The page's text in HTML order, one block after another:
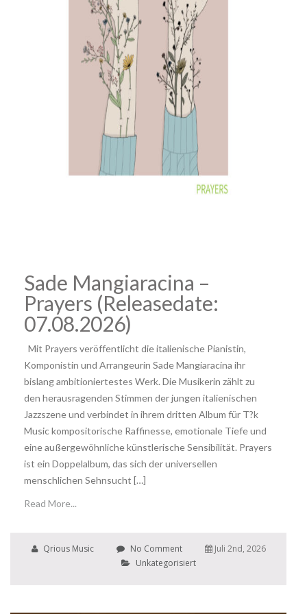
Sade Mangiaracina –
Prayers (Releasedate:
07.08.2026)
Mit Prayers veröffentlicht die italienische Pianistin,
Komponistin und Arrangeurin Sade Mangiaracina ihr
bislang ambitioniertestes Werk. Die Musikerin zählt zu
den herausragenden Stimmen der jungen italienischen
Jazzszene und verbindet in ihrem dritten Album für T?k
Music kompositorische Raffinesse, emotionale Tiefe und
eine außergewöhnliche künstlerische Sensibilität. Prayers
ist ein Doppelalbum, das sich der universellen
menschlichen Sehnsucht […]
Read More...
Qrious Music No Comment
Juli 2nd, 2026
Unkategorisiert